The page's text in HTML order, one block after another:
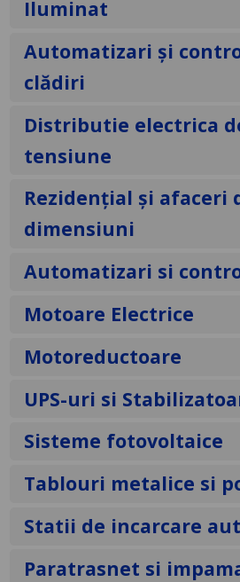
Iluminat
Automatizari și
clădiri
Distributie electrica
tensiune
Rezidențial și afaceri
dimensiuni
Automatizari si
Motoare Electrice
Motoreductoare
UPS-uri si
Sisteme fotovoltaice
Tablouri metalice si
Statii de incarcare
Paratrasnet si